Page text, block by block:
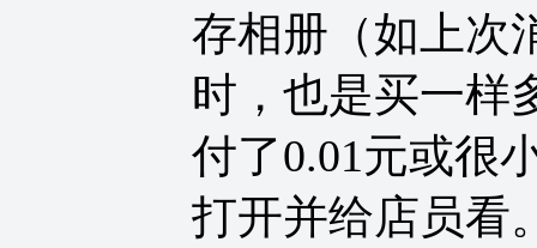
存相册（如上次
时，也是买一样
付了0.01元或很
打开并给店员看